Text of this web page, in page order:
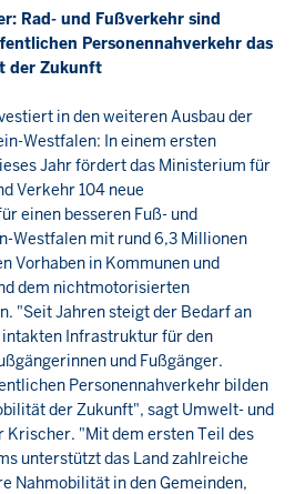
Rad- und Fußverkehr sind
Personennahverkehr das
der Zukunft
in den weiteren Ausbau der
Westfalen: In einem ersten
Jahr fördert das Ministerium für
Verkehr 104 neue
einen besseren Fuß- und
Westfalen mit rund 6,3 Millionen
Vorhaben in Kommunen und
dem nichtmotorisierten
"Seit Jahren steigt der Bedarf an
Infrastruktur für den
und Fußgänger.
Personennahverkehr bilden
der Zukunft", sagt Umwelt- und
"Mit dem ersten Teil des
unterstützt das Land zahlreiche
Nahmobilität in den Gemeinden,